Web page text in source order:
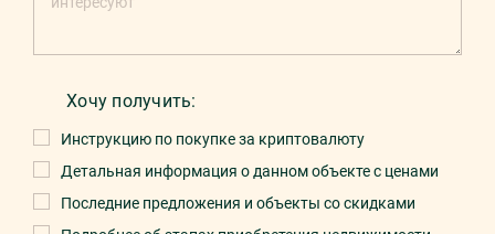
Хочу получить:
Инструкцию по покупке за криптовалюту
Детальная информация о данном объекте с ценами
Последние предложения и объекты со скидками